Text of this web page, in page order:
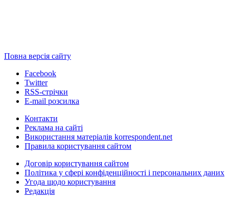
Повна версія сайту
Facebook
Twitter
RSS-стрічки
E-mail розсилка
Контакти
Реклама на сайті
Використання матеріалів korrespondent.net
Правила користування сайтом
Договір користування сайтом
Політика у сфері конфіденційності і персональних даних
Угода щодо користування
Редакція